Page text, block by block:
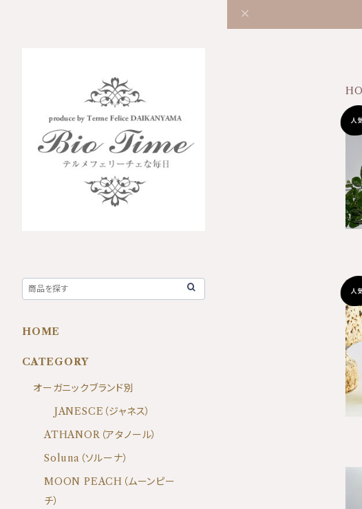
HOME
CATEGORY
オーガニックブランド別
JANESCE（ジャネス）
ATHANOR（アタノール）
Soluna（ソルーナ）
MOON PEACH（ムーンピー
チ）